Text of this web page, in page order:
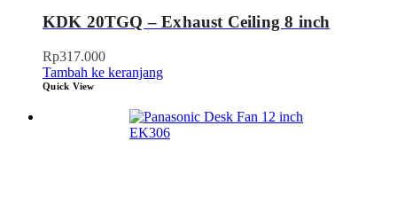
KDK 20TGQ – Exhaust Ceiling 8 inch
Rp317.000
Tambah ke keranjang
Quick View